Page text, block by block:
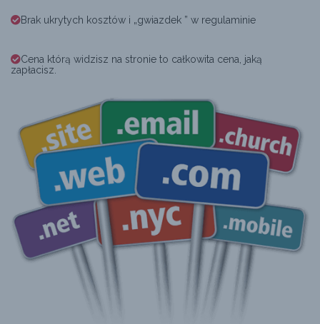
Brak ukrytych kosztów i „gwiazdek ” w regulaminie
Cena którą widzisz na stronie to całkowita cena, jaką
zapłacisz.